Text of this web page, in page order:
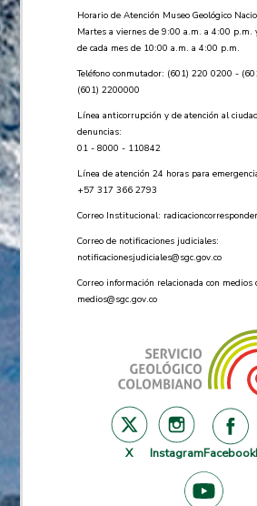
Horario de Atención Museo Geológico
Martes a viernes de 9:00 a.m. a 4:00 p.m.
de cada mes de 10:00 a.m. a 4:00 p.m.
Teléfono conmutador: (601) 220 0200 -
(601) 2200000
Línea anticorrupción y de atención al
denuncias:
01 - 8000 - 110842
Línea de atención 24 horas para
+57 ​317 366 2793
Correo Institucional:
Correo de notificaciones judiciales:
notificacionesjudiciales@sgc.gov.co
Correo información relacionada con medios
medios@sgc.gov.co
X InstagramFacebook